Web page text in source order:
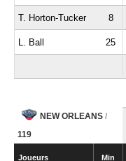
T. Horton-Tucker 8
L. Ball 25
NEW ORLEANS /
119
Joueurs Min